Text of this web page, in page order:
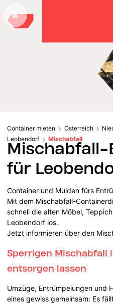
Container mieten Österreich
Leobendorf
Mischabfall
für
Container und Mulden fürs
Mit dem Mischabfall-
schnell die alten Möbel,
Leobendorf los.
Jetzt informieren über den
Sperrigen Mischabfall
entsorgen lassen
Umzüge, Entrümpelungen und
eines gewiss gemeinsam: Es